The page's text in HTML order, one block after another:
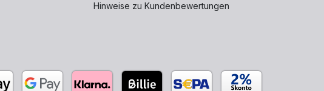
Hinweise zu Kundenbewertungen